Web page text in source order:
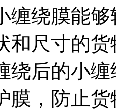
缠绕膜能
和尺寸的货
绕后的小
膜，防止